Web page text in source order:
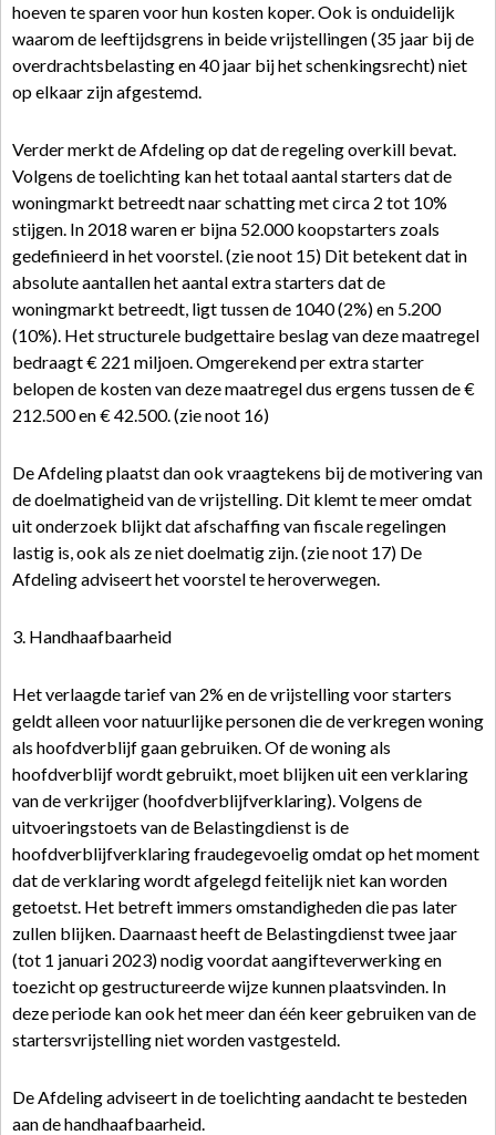
hoeven te sparen voor hun kosten koper. Ook is onduidelijk
waarom de leeftijdsgrens in beide vrijstellingen (35 jaar bij de
overdrachtsbelasting en 40 jaar bij het schenkingsrecht) niet
op elkaar zijn afgestemd.
Verder merkt de Afdeling op dat de regeling overkill bevat.
Volgens de toelichting kan het totaal aantal starters dat de
woningmarkt betreedt naar schatting met circa 2 tot 10%
stijgen. In 2018 waren er bijna 52.000 koopstarters zoals
gedefinieerd in het voorstel. (zie noot 15) Dit betekent dat in
absolute aantallen het aantal extra starters dat de
woningmarkt betreedt, ligt tussen de 1040 (2%) en 5.200
(10%). Het structurele budgettaire beslag van deze maatregel
bedraagt € 221 miljoen. Omgerekend per extra starter
belopen de kosten van deze maatregel dus ergens tussen de €
212.500 en € 42.500. (zie noot 16)
De Afdeling plaatst dan ook vraagtekens bij de motivering van
de doelmatigheid van de vrijstelling. Dit klemt te meer omdat
uit onderzoek blijkt dat afschaffing van fiscale regelingen
lastig is, ook als ze niet doelmatig zijn. (zie noot 17) De
Afdeling adviseert het voorstel te heroverwegen.
3. Handhaafbaarheid
Het verlaagde tarief van 2% en de vrijstelling voor starters
geldt alleen voor natuurlijke personen die de verkregen woning
als hoofdverblijf gaan gebruiken. Of de woning als
hoofdverblijf wordt gebruikt, moet blijken uit een verklaring
van de verkrijger (hoofdverblijfverklaring). Volgens de
uitvoeringstoets van de Belastingdienst is de
hoofdverblijfverklaring fraudegevoelig omdat op het moment
dat de verklaring wordt afgelegd feitelijk niet kan worden
getoetst. Het betreft immers omstandigheden die pas later
zullen blijken. Daarnaast heeft de Belastingdienst twee jaar
(tot 1 januari 2023) nodig voordat aangifteverwerking en
toezicht op gestructureerde wijze kunnen plaatsvinden. In
deze periode kan ook het meer dan één keer gebruiken van de
startersvrijstelling niet worden vastgesteld.
De Afdeling adviseert in de toelichting aandacht te besteden
aan de handhaafbaarheid.